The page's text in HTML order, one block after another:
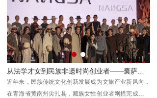
生物科技有限公司总经理
王晓军、大魏盛唐（青
海）贸易有限公司副总经
理弓鸽出席活动。州直相
关部门、三江源国家公园
各园区管委会及基层代表
参加活动。
从法学才女到民族非遗时尚创业者——囊萨品牌主理人刚措的逐梦之路
近年来，民族传统文化创新发展成为文旅产业新风向，
在青海省黄南州尖扎县，藏族女性创业者刚措完成了一